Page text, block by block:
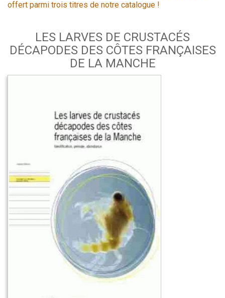
offert parmi trois titres de notre catalogue !
LES LARVES DE CRUSTACÉS
DÉCAPODES DES CÔTES FRANÇAISES
DE LA MANCHE